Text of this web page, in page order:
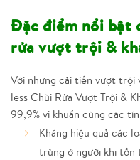
Đặc điểm nổi bật
rửa vượt trội &
Với những cải tiến vượt trội
less Chùi Rửa Vượt Trội &
99,9% vi khuẩn cùng các
Kháng hiệu quả các
trùng ở người khi tồn